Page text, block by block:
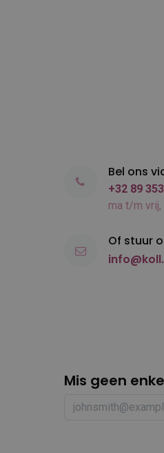
Mis geen
Bel ons
+32 89
ma t/m
Of stuur